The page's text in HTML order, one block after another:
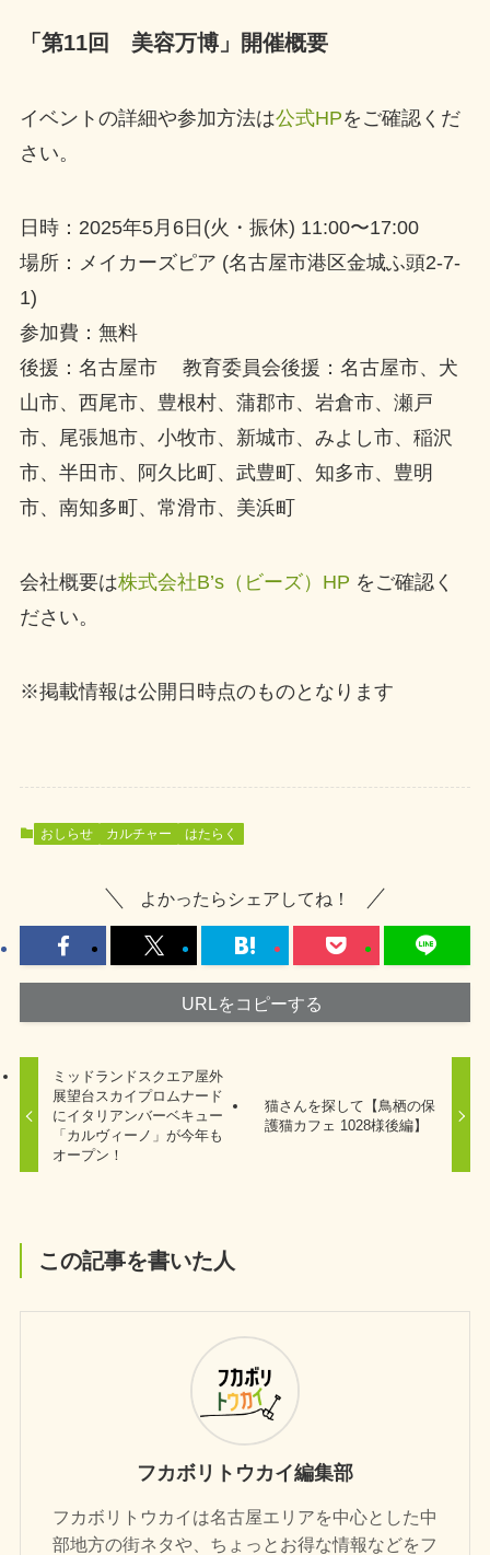
「第11回 美容万博」開催概要
イベントの詳細や参加方法は公式HPをご確認くだ
さい。
日時：2025年5月6日(火・振休) 11:00〜17:00
場所：メイカーズピア (名古屋市港区金城ふ頭2-7-
1)
参加費：無料
後援：名古屋市 教育委員会後援：名古屋市、犬
山市、西尾市、豊根村、蒲郡市、岩倉市、瀬戸
市、尾張旭市、小牧市、新城市、みよし市、稲沢
市、半田市、阿久比町、武豊町、知多市、豊明
市、南知多町、常滑市、美浜町
会社概要は株式会社B’s（ビーズ）HP をご確認く
ださい。
※掲載情報は公開日時点のものとなります
おしらせ カルチャー はたらく
よかったらシェアしてね！
URLをコピーする
ミッドランドスクエア屋外
展望台スカイプロムナード
にイタリアンバーベキュー
「カルヴィーノ」が今年も
オープン！
猫さんを探して【鳥栖の保
護猫カフェ 1028様後編】
この記事を書いた人
フカボリトウカイ編集部
フカボリトウカイは名古屋エリアを中心とした中
部地方の街ネタや、ちょっとお得な情報などをフ